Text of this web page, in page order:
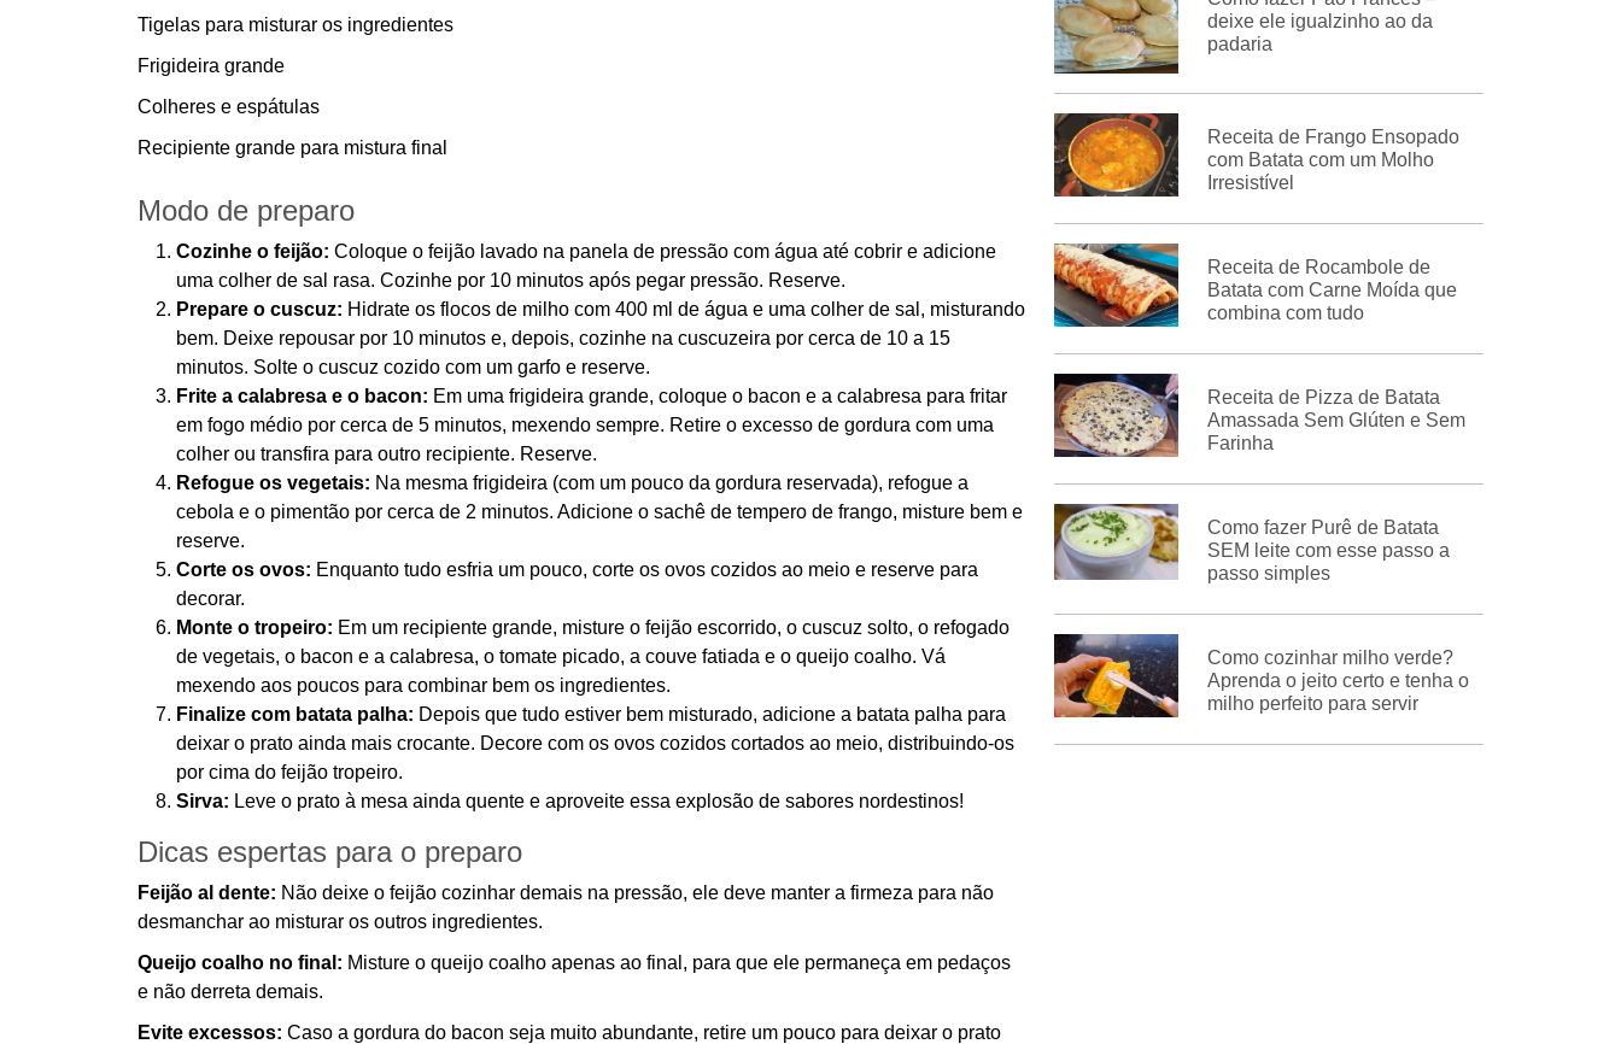
Tigelas para misturar os ingredientes
Frigideira grande
Colheres e espátulas
Recipiente grande para mistura final
Modo de preparo
Cozinhe o feijão: Coloque o feijão lavado na panela de pressão com água até cobrir e adicione
uma colher de sal rasa. Cozinhe por 10 minutos após pegar pressão. Reserve.
Prepare o cuscuz: Hidrate os flocos de milho com 400 ml de água e uma colher de sal, misturando
bem. Deixe repousar por 10 minutos e, depois, cozinhe na cuscuzeira por cerca de 10 a 15
minutos. Solte o cuscuz cozido com um garfo e reserve.
Frite a calabresa e o bacon: Em uma frigideira grande, coloque o bacon e a calabresa para fritar
em fogo médio por cerca de 5 minutos, mexendo sempre. Retire o excesso de gordura com uma
colher ou transfira para outro recipiente. Reserve.
Refogue os vegetais: Na mesma frigideira (com um pouco da gordura reservada), refogue a
cebola e o pimentão por cerca de 2 minutos. Adicione o sachê de tempero de frango, misture bem e
reserve.
Corte os ovos: Enquanto tudo esfria um pouco, corte os ovos cozidos ao meio e reserve para
decorar.
Monte o tropeiro: Em um recipiente grande, misture o feijão escorrido, o cuscuz solto, o refogado
de vegetais, o bacon e a calabresa, o tomate picado, a couve fatiada e o queijo coalho. Vá
mexendo aos poucos para combinar bem os ingredientes.
Finalize com batata palha: Depois que tudo estiver bem misturado, adicione a batata palha para
deixar o prato ainda mais crocante. Decore com os ovos cozidos cortados ao meio, distribuindo-os
por cima do feijão tropeiro.
Sirva: Leve o prato à mesa ainda quente e aproveite essa explosão de sabores nordestinos!
Dicas espertas para o preparo
Feijão al dente: Não deixe o feijão cozinhar demais na pressão, ele deve manter a firmeza para não
desmanchar ao misturar os outros ingredientes.
Queijo coalho no final: Misture o queijo coalho apenas ao final, para que ele permaneça em pedaços
e não derreta demais.
Evite excessos: Caso a gordura do bacon seja muito abundante, retire um pouco para deixar o prato
deixe ele igualzinho ao da
padaria
Receita de Frango Ensopado
com Batata com um Molho
Irresistível
Receita de Rocambole de
Batata com Carne Moída que
combina com tudo
Receita de Pizza de Batata
Amassada Sem Glúten e Sem
Farinha
Como fazer Purê de Batata
SEM leite com esse passo a
passo simples
Como cozinhar milho verde?
Aprenda o jeito certo e tenha o
milho perfeito para servir